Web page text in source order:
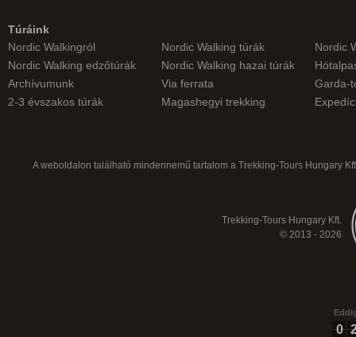
Túráink
Nordic Walkingról
Nordic Walking túrák
Nordic
Nordic Walking edzőtúrák
Nordic Walking hazai túrák
Archívumunk
Via ferrata
Garda-
2-3 évszakos túrák
Magashegyi trekking
A weboldalon található mindennemű tartalom a Trekking-Tours Hungary
Trekking-Tours Hungary Kft.
© 2013 - 2026
0